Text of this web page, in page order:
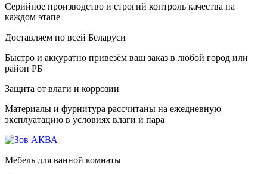
Серийное производство и строгий контроль качества на
каждом этапе
Доставляем по всей Беларуси
Быстро и аккуратно привезём ваш заказ в любой город или
район РБ
Защита от влаги и коррозии
Материалы и фурнитура рассчитаны на ежедневную
эксплуатацию в условиях влаги и пара
Мебель для ванной комнаты